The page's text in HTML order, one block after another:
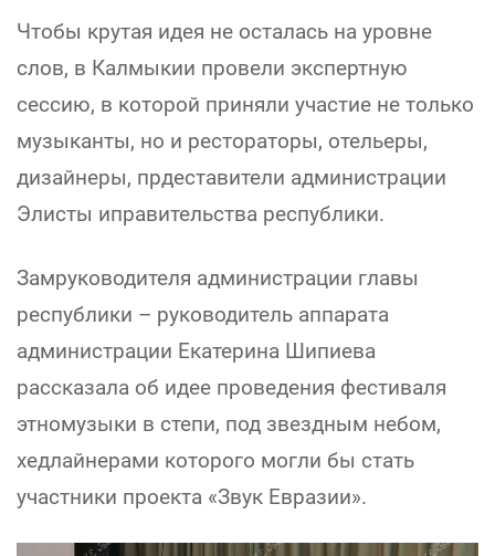
Чтобы крутая идея не осталась на уровне
слов, в Калмыкии провели экспертную
сессию, в которой приняли участие не только
музыканты, но и рестораторы, отельеры,
дизайнеры, прдеставители администрации
Элисты иправительства республики.
Замруководителя администрации главы
республики – руководитель аппарата
администрации Екатерина Шипиева
рассказала об идее проведения фестиваля
этномузыки в степи, под звездным небом,
хедлайнерами которого могли бы стать
участники проекта «Звук Евразии».